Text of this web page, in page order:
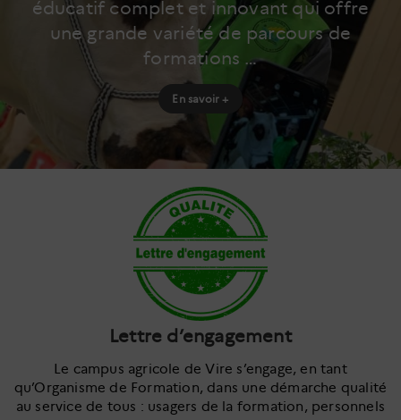
éducatif complet et innovant qui offre
une grande variété de parcours de
formations …
En savoir +
Lettre d’engagement
Le campus agricole de Vire s’engage, en tant
qu’Organisme de Formation, dans une démarche qualité
au service de tous : usagers de la formation, personnels